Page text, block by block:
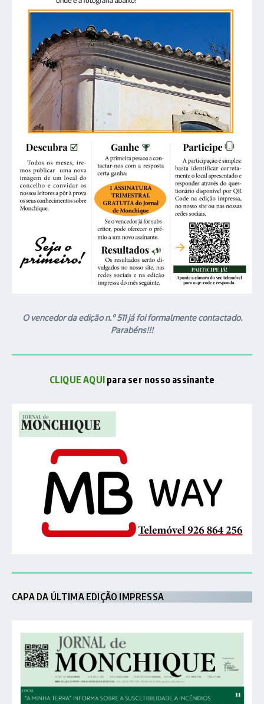
O vencedor da edição n.º 511 já foi formalmente contactado.
Parabéns!!!
CLIQUE AQUI para ser nosso assinante
CAPA DA ÚLTIMA EDIÇÃO IMPRESSA